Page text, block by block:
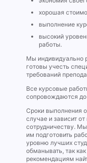
хорошая
выполнение
высокий
работы.
Мы индивидуально
готовы учесть
требований
Все курсовые
сопровождаются
Сроки выполнения
случае и зависит от
сотрудничеству.
им подготовить
уровню лучших
обманывать, так
рекомендациям